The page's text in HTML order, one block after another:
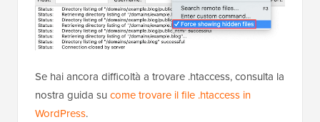
Se hai ancora difficoltà a trovare .htaccess, consulta la
nostra guida su come trovare il file .htaccess in
WordPress.